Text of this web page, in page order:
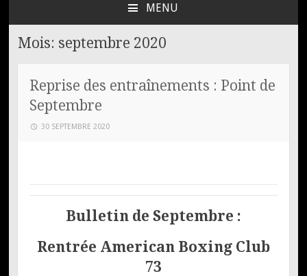
MENU
CONTENU
Mois: septembre 2020
Reprise des entraînements : Point de
Septembre
30 SEPTEMBRE 2020
Bulletin de Septembre :
Rentrée American Boxing Club
73